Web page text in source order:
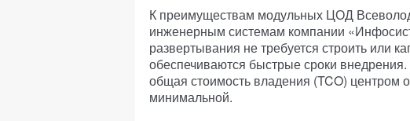
К преимуществам модульных ЦОД
инженерным системам компании
развертывания не требуется строить или
обеспечиваются быстрые сроки
общая стоимость владения (TCO) центром
минимальной.